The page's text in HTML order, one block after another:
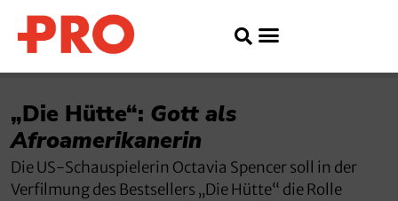
„Die Hütte“: Gott als
Afroamerikanerin
Die US-Schauspielerin Octavia Spencer soll in der
Verfilmung des Bestsellers „Die Hütte“ die Rolle